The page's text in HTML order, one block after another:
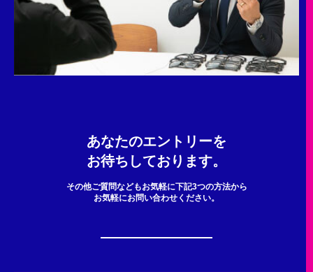
あなたのエントリーを
お待ちしております。
その他ご質問などもお気軽に下記3つの方法から
お気軽にお問い合わせください。